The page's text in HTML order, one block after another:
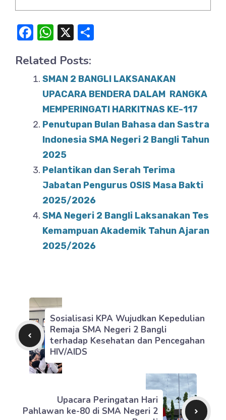
F
c
e
o
W
at
s
A
p
p
X
e
Related Posts:
SMAN 2 BANGLI LAKSANAKAN
UPACARA BENDERA DALAM RANGKA
MEMPERINGATI HARKITNAS KE-117
Penutupan Bulan Bahasa dan Sastra
Indonesia SMA Negeri 2 Bangli Tahun
2025
Pelantikan dan Serah Terima
Jabatan Pengurus OSIS Masa Bakti
2025/2026
SMA Negeri 2 Bangli Laksanakan Tes
Kemampuan Akademik Tahun Ajaran
2025/2026
Sosialisasi KPA Wujudkan Kepedulian
Remaja SMA Negeri 2 Bangli
terhadap Kesehatan dan Pencegahan
HIV/AIDS
Upacara Peringatan Hari
Pahlawan ke-80 di SMA Negeri 2